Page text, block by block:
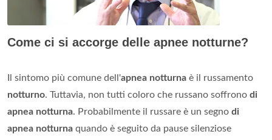
Come ci si accorge delle apnee notturne?
Il sintomo più comune dell'apnea notturna è il russamento
notturno. Tuttavia, non tutti coloro che russano soffrono di
apnea notturna. Probabilmente il russare è un segno di
apnea notturna quando è seguito da pause silenziose